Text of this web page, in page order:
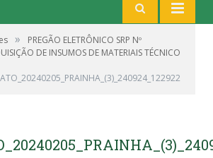
»
PREGÃO ELETRÔNICO SRP Nº
DE INSUMOS DE MATERIAIS TÉCNICO